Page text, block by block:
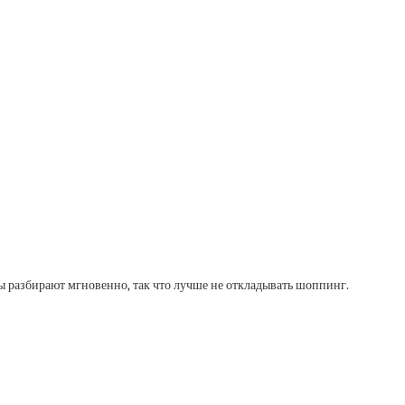
мгновенно, так что лучше не откладывать шоппинг.